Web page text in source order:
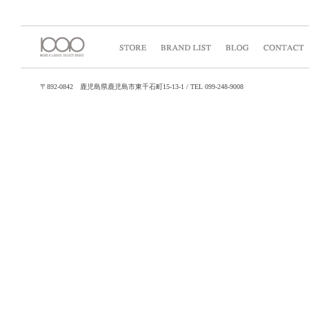
〒892-0842 鹿児島県鹿児島市東千石町15-13-1 / TEL 099-248-9008